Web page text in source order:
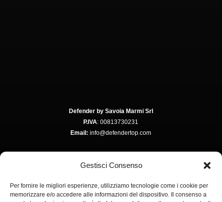
Gestisci Consenso
Per fornire le migliori esperienze, utilizziamo tecnologie come i cookie per
memorizzare e/o accedere alle informazioni del dispositivo. Il consenso a
Defender by Savoia Marmi Srl
P.IVA: 00813730231
Email: info@defendertop.com
37015 Ponton di Domegliara